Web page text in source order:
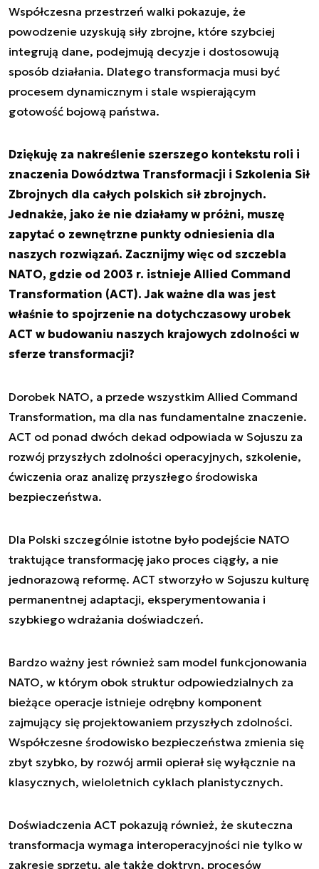
Współczesna przestrzeń walki pokazuje, że
powodzenie uzyskują siły zbrojne, które szybciej
integrują dane, podejmują decyzje i dostosowują
sposób działania. Dlatego transformacja musi być
procesem dynamicznym i stale wspierającym
gotowość bojową państwa.
Dziękuję za nakreślenie szerszego kontekstu roli i
znaczenia Dowództwa Transformacji i Szkolenia Sił
Zbrojnych dla całych polskich sił zbrojnych.
Jednakże, jako że nie działamy w próżni, muszę
zapytać o zewnętrzne punkty odniesienia dla
naszych rozwiązań. Zacznijmy więc od szczebla
NATO, gdzie od 2003 r. istnieje Allied Command
Transformation (ACT). Jak ważne dla was jest
właśnie to spojrzenie na dotychczasowy urobek
ACT w budowaniu naszych krajowych zdolności w
sferze transformacji?
Dorobek NATO, a przede wszystkim Allied Command
Transformation, ma dla nas fundamentalne znaczenie.
ACT od ponad dwóch dekad odpowiada w Sojuszu za
rozwój przyszłych zdolności operacyjnych, szkolenie,
ćwiczenia oraz analizę przyszłego środowiska
bezpieczeństwa.
Dla Polski szczególnie istotne było podejście NATO
traktujące transformację jako proces ciągły, a nie
jednorazową reformę. ACT stworzyło w Sojuszu kulturę
permanentnej adaptacji, eksperymentowania i
szybkiego wdrażania doświadczeń.
Bardzo ważny jest również sam model funkcjonowania
NATO, w którym obok struktur odpowiedzialnych za
bieżące operacje istnieje odrębny komponent
zajmujący się projektowaniem przyszłych zdolności.
Współczesne środowisko bezpieczeństwa zmienia się
zbyt szybko, by rozwój armii opierał się wyłącznie na
klasycznych, wieloletnich cyklach planistycznych.
Doświadczenia ACT pokazują również, że skuteczna
transformacja wymaga interoperacyjności nie tylko w
zakresie sprzętu, ale także doktryn, procesów